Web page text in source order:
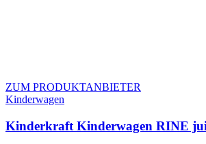
ZUM PRODUKTANBIETER
Kinderwagen
Kinderkraft Kinderwagen RINE